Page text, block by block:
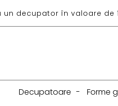
decupator în valoare de
Decupatoare - Forme